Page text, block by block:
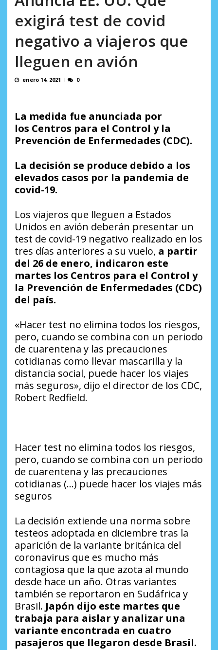
exigirá test de covid
negativo a viajeros que
lleguen en avión
enero 14, 2021 0
La medida fue anunciada por
los Centros para el Control y la
Prevención de Enfermedades (CDC).
La decisión se produce debido a los
elevados casos por la pandemia de
covid-19.
Los viajeros que lleguen a Estados
Unidos en avión deberán presentar un
test de covid-19 negativo realizado en los
tres días anteriores a su vuelo, a partir
del 26 de enero, indicaron este
martes los Centros para el Control y
la Prevención de Enfermedades (CDC)
del país.
«Hacer test no elimina todos los riesgos,
pero, cuando se combina con un periodo
de cuarentena y las precauciones
cotidianas como llevar mascarilla y la
distancia social, puede hacer los viajes
más seguros», dijo el director de los CDC,
Robert Redfield.
Hacer test no elimina todos los riesgos,
pero, cuando se combina con un periodo
de cuarentena y las precauciones
cotidianas (…) puede hacer los viajes más
seguros
La decisión extiende una norma sobre
testeos adoptada en diciembre tras la
aparición de la variante británica del
coronavirus que es mucho más
contagiosa que la que azota al mundo
desde hace un año. Otras variantes
también se reportaron en Sudáfrica y
Brasil. Japón dijo este martes que
trabaja para aislar y analizar una
variante encontrada en cuatro
pasajeros que llegaron desde Brasil.